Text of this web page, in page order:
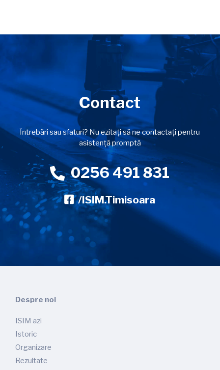
Contact
Întrebări sau sfaturi? Nu ezitați să ne contactați pentru
asistență promptă
0256 491 831
/ISIM.Timisoara
Despre noi
ISIM azi
Istoric
Organizare
Rezultate